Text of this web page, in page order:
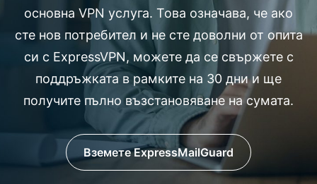
основна VPN услуга. Това означава, че ако
сте нов потребител и не сте доволни от опита
си с ExpressVPN, можете да се свържете с
поддръжката в рамките на 30 дни и ще
получите пълно възстановяване на сумата.
Вземете ExpressMailGuard